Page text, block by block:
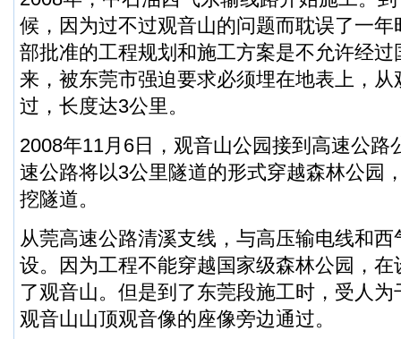
候，因为过不过观音山的问题而耽误了一
部批准的工程规划和施工方案是不允许经
来，被东莞市强迫要求必须埋在地表上，
过，长度达3公里。
2008年11月6日，观音山公园接到高速公路
速公路将以3公里隧道的形式穿越森林公园
挖隧道。
从莞高速公路清溪支线，与高压输电线和
设。因为工程不能穿越国家级森林公园，
了观音山。但是到了东莞段施工时，受人
观音山山顶观音像的座像旁边通过。